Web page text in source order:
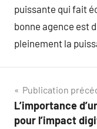
puissante qui fait
bonne agence est
pleinement la
Navigation
de
Publication
L’importance
pour l’impact